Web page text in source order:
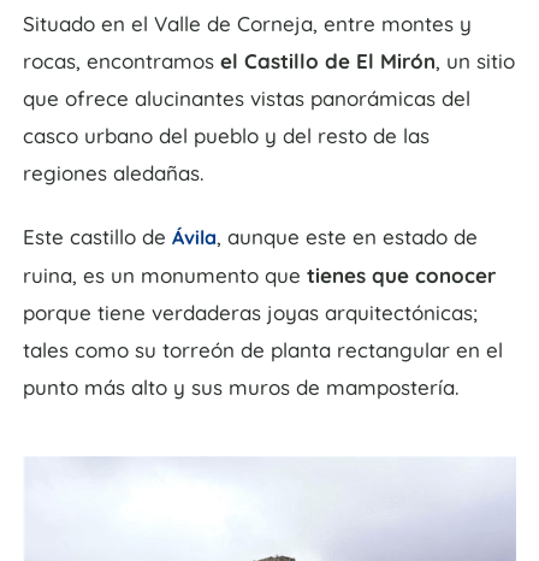
Situado en el Valle de Corneja, entre montes y
rocas, encontramosel Castillo de El Mirón, un sitio
que ofrece alucinantes vistas panorámicas del
casco urbano del pueblo y del resto de las
regiones aledañas.
Este castillo de Ávila, aunque este en estado de
ruina, es un monumento que tienes que conocer
porque tiene verdaderas joyas arquitectónicas;
tales como su torreón de planta rectangular en el
punto más alto y sus muros de mampostería.